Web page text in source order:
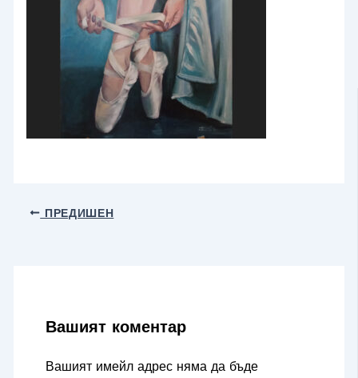
ПРЕДИШЕН
Вашият коментар
Вашият имейл адрес няма да бъде